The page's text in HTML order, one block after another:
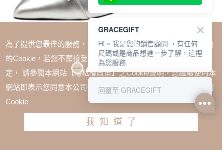
SALE
1+1=$1488(無法單退)
赫本風尖頭雙蝴蝶結後空跟鞋 銀
TWD $1780 TWD $1180
尺寸參考表
為了提供您最佳的服務，本網站會在您的電腦中放置並取用我們
的Cookie，若您不願接受Cookie時應如何變更電腦的Cookie設
定， 請參閱本網站【隱私權政策】之Cookie聲明，您繼續使用本
網站即表示您同意本公司得按本網站使用條款之Cookie聲明使用
Cookie
我知道了
GRACEGIFT
Hi ~ 我是您的銷售顧問 ，有任何
尺碼或是商品想進一步了解，這裡
為您服務
回覆至 GRACEGIFT